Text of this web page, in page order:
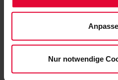
(einschließlich der
Cookie-Hinweis
bzw. der
Nur notwendige